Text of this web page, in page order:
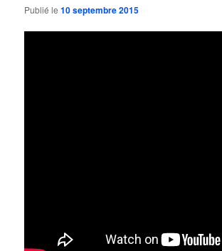
Publié le10 septembre 2015